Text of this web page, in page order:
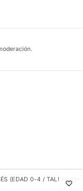
(EDAD 0-4 / TALLAS 18-